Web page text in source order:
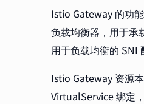
Istio Gateway 的功
负载均衡器，用于承
用于负载均衡的 SNI
Istio Gateway 资源
VirtualService 绑定